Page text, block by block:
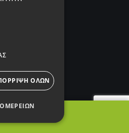
ΌΛΩΝ